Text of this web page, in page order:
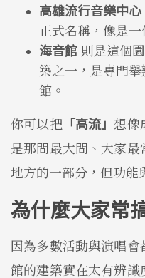
高雄流行音樂中心
正式名稱，像是
海音館 則是這個
築之一，是專門
館。
你可以把 「高流」想像
是那間最大間、大家
地方的一部分，但功能
為什麼大家常
因為多數活動與演唱
館的建築實在太有辨